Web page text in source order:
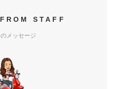
STAFF
メッセージ